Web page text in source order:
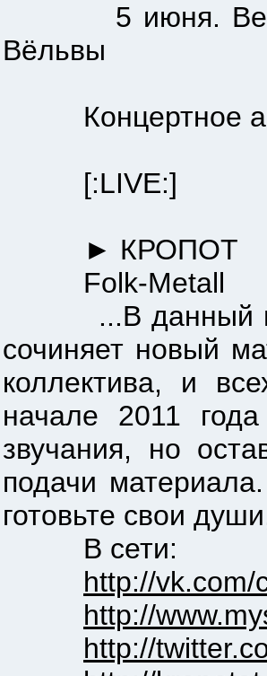
5 июня.
Вёльвы
Концертное
[:LIVE:]
► КРОПОТ
Folk-Metall
...В данный
сочиняет новый
коллектива, и
начале 2011 года
звучания, но
подачи
готовьте свои
В сети:
http://vk.com/
http://
http://